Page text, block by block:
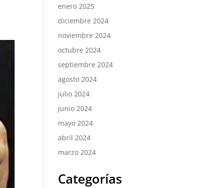
enero 2025
diciembre 2024
noviembre 2024
octubre 2024
septiembre 2024
agosto 2024
julio 2024
junio 2024
mayo 2024
abril 2024
marzo 2024
Categorías